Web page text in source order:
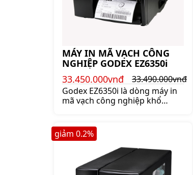
MÁY IN MÃ VẠCH CÔNG
NGHIỆP GODEX EZ6350i
33.450.000vnđ
33.490.000vnđ
Godex EZ6350i là dòng máy in
mã vạch công nghiệp khổ
in mã vạch Godex EZ6350i
chính hãng lên ngay
giảm 0.2%